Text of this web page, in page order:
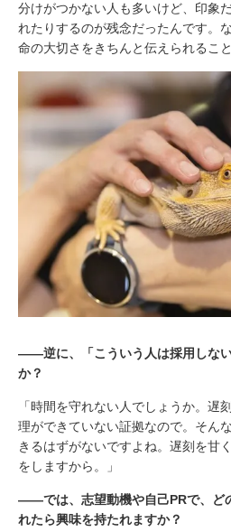
分けがつかない人も多いけど、印象
れたりするのが残念だったんです。
命の大切さをきちんと伝えられるこ
――逆に、「こういう人は採用しな
か？
「時間を守れない人でしょうか。遅
理ができていない証拠なので。そん
きるはずがないですよね。遅刻を甘
をしますから。」
――では、志望動機や自己PRで、ど
れたら興味を持たれますか？